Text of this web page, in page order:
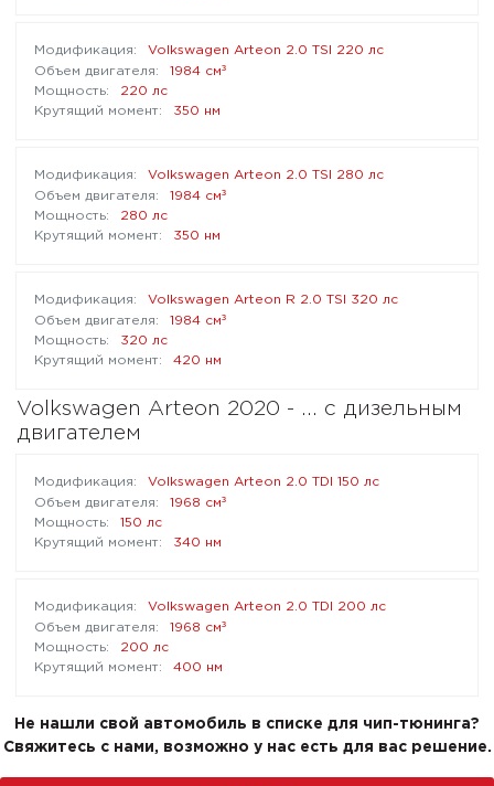
Volkswagen Arteon 2.0 TSI 220 лс
1984 см³
220 лс
350 нм
Volkswagen Arteon 2.0 TSI 280 лс
1984 см³
280 лс
350 нм
Volkswagen Arteon R 2.0 TSI 320 лс
1984 см³
320 лс
420 нм
Volkswagen Arteon 2020 - ... с дизельным
двигателем
Volkswagen Arteon 2.0 TDI 150 лс
1968 см³
150 лс
340 нм
Volkswagen Arteon 2.0 TDI 200 лс
1968 см³
200 лс
400 нм
Не нашли свой автомобиль в списке для чип-тюнинга?
Свяжитесь с нами, возможно у нас есть для вас решение.